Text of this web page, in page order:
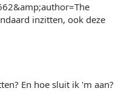
inzitten, ook deze
En hoe sluit ik 'm aan?